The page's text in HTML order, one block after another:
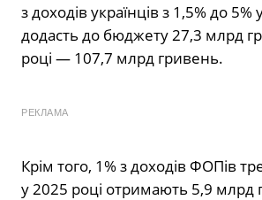
з доходів українців з 1,5% до 5%
додасть до бюджету 27,3 млрд
році — 107,7 млрд гривень.
РЕКЛАМА
Крім того, 1% з доходів ФОПів
у 2025 році отримають 5,9 млрд